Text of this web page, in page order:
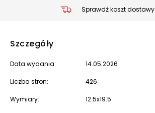
Sprawdź koszt dostawy
Szczegóły
Data wydania: 14.05.2026
Liczba stron: 426
Wymiary: 12.5x19.5